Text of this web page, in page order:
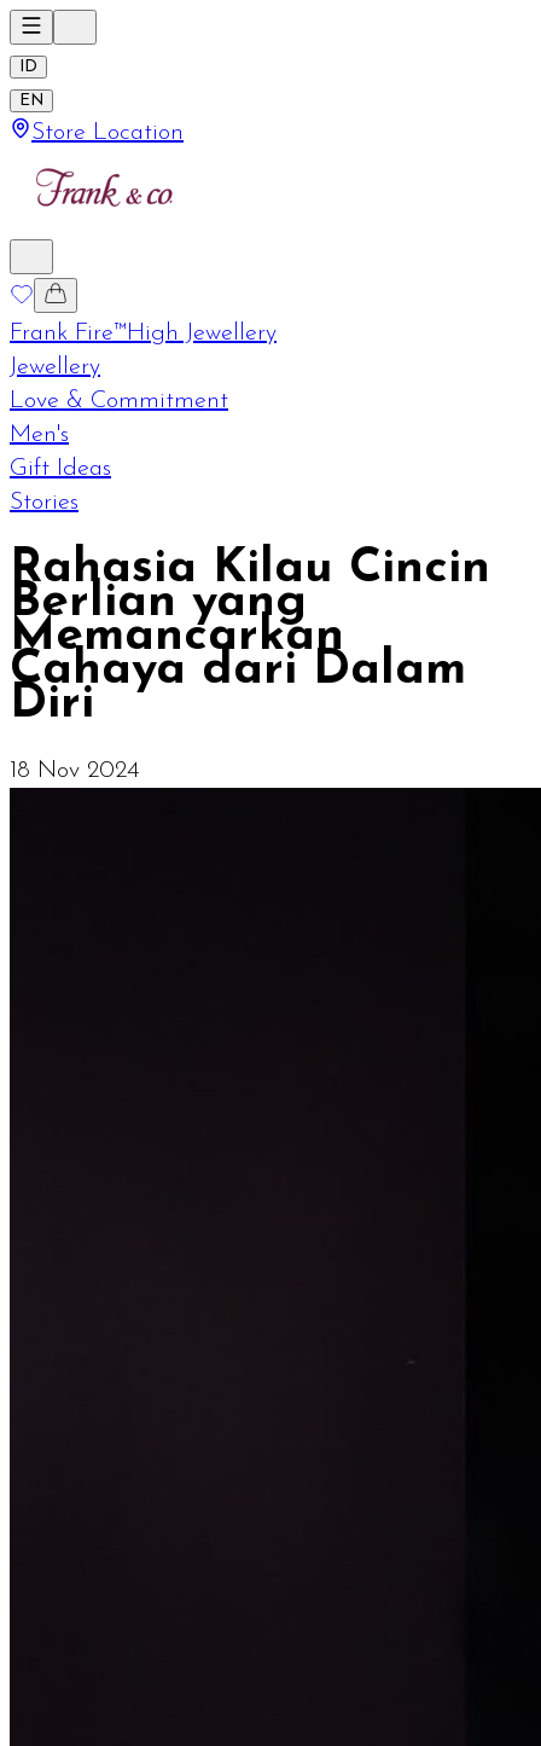
ID
EN
Store Location
Frank Fire™High Jewellery
Jewellery
Love & Commitment
Men's
Gift Ideas
Stories
Rahasia Kilau Cincin
Berlian yang
Memancarkan
Cahaya dari Dalam
Diri
18 Nov 2024